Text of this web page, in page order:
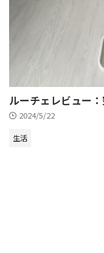
ルーチェレビュー
2024/5/22
生活